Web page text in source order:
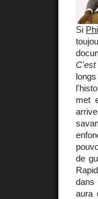
Si
C'est
met
de
dans
aura